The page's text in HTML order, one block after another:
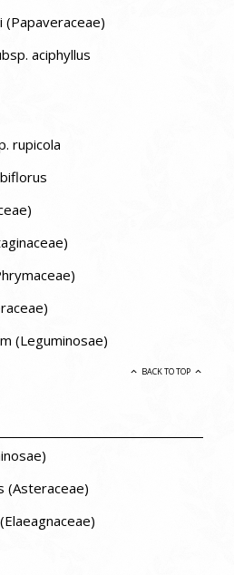
aciphyllus
rupicola
(Leguminosae)
BACK TO TOP
(Asteraceae)